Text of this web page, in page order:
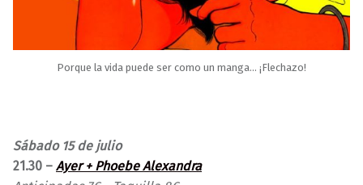
Porque la vida puede ser como un manga… ¡Flechazo!
Sábado 15 de julio
21.30 – Ayer + Phoebe Alexandra